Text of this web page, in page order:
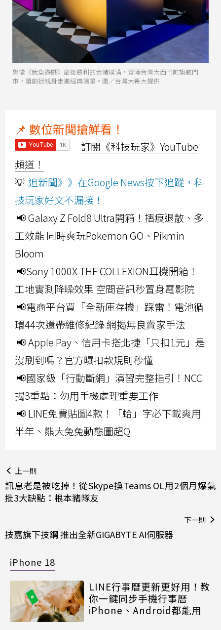
象徵《魷魚遊戲》最後勝利的金豬撲滿，登陸台灣大西門町旗艦門
市，讓劇迷親身走進經典場景。圖／台灣大哥大提供
📌 數位新聞搶鮮看！
訂閱《科技玩家》YouTube
頻道！
💡 追新聞》》在Google News按下追蹤，科
技玩家好文不漏接！
📢 Galaxy Z Fold8 Ultra開箱！摺痕退散、多
工效能 同時爽玩Pokemon GO、Pikmin
Bloom
📢Sony 1000X THE COLLEXION耳機開箱！
工地實測降噪效果 空間音訊秒置身電影院
📢電商平台買「全新庫存機」踩雷！電池循
環44次還帶維修紀錄 網揭無良賣家手法
📢 Apple Pay、信用卡搭北捷「只扣1元」是
沒刷到嗎？官方曝扣款規則秒懂
📢國家級「行動斷網」演習完整指引！NCC
揭3重點：勿用手機處理重要工作
📢 LINE免費貼圖4款！「蛤」字必下載爽用
半年、熊大兔兔動態圖超Q
上一則
訊息老是被吃掉！從Skype換Teams OL用2個月爆氣
批3大缺點：根本豬隊友
下一則
技嘉旗下技鋼 推出全新GIGABYTE AI伺服器
iPhone 18
LINE行事曆更新更好用！教
你一鍵同步手機行事曆
iPhone、Android都能用